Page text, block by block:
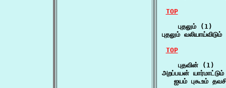
TOP
    புதலும் (1)
புதலும்
TOP
    புதவின் (1)
அறப்பயன்
ஐயம் புகூஉம்